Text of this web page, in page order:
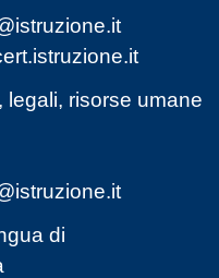
legali, risorse umane
di